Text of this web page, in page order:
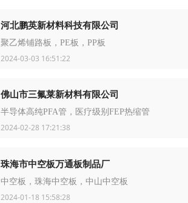
河北鹏英新材料科技有限公司
聚乙烯铺路板，PE板，PP板
2024-03-03 16:51:22
佛山市三氟莱新材料有限公司
半导体高纯PFA管，医疗级别FEP热缩管
2024-02-28 17:21:38
珠海市中空板万通板制品厂
中空板，珠海中空板，中山中空板
2024-01-18 15:58:28